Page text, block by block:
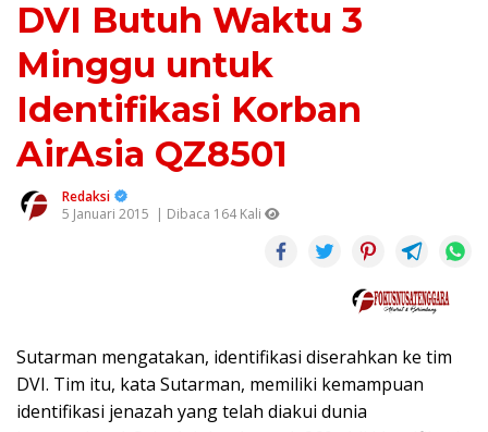
DVI Butuh Waktu 3
Minggu untuk
Identifikasi Korban
AirAsia QZ8501
Redaksi
5 Januari 2015 | Dibaca 164 Kali
Sutarman mengatakan, identifikasi diserahkan ke tim
DVI. Tim itu, kata Sutarman, memiliki kemampuan
identifikasi jenazah yang telah diakui dunia